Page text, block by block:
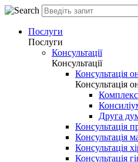
Послуги
Послуги
Консультації
Консультації
Консультація
Консультація
Друга
Консультація
Консультація
Консультація
Консультація